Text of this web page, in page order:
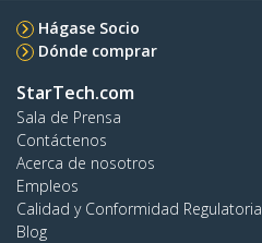
Hágase Socio
Dónde comprar
StarTech.com
Sala de Prensa
Contáctenos
Acerca de nosotros
Empleos
Calidad y Conformidad Regulatoria
Blog